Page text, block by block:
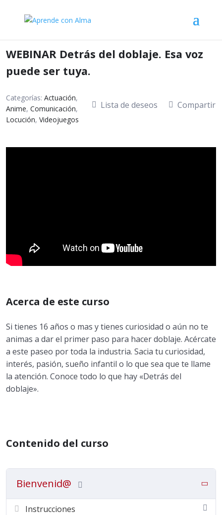
WEBINAR Detrás del doblaje. Esa voz
puede ser tuya.
Categorías: Actuación,
Anime, Comunicación,
Locución, Videojuegos
Lista de deseos Compartir
Acerca de este curso
Si tienes 16 años o mas y tienes curiosidad o aún no te
animas a dar el primer paso para hacer doblaje. Acércate
a este paseo por toda la industria. Sacia tu curiosidad,
interés, pasión, sueño infantil o lo que sea que te llame
la atención. Conoce todo lo que hay «Detrás del
doblaje».
Contenido del curso
Bienvenid@
Instrucciones